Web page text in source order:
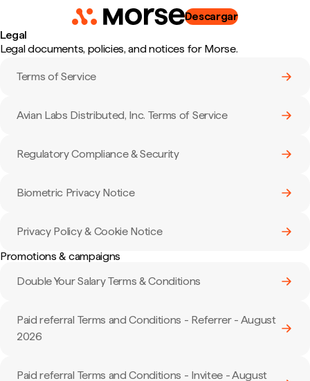
Descargar
Legal
Legal documents, policies, and notices for Morse.
Terms of Service
Avian Labs Distributed, Inc. Terms of Service
Regulatory Compliance & Security
Biometric Privacy Notice
Privacy Policy & Cookie Notice
Promotions & campaigns
Double Your Salary Terms & Conditions
Paid referral Terms and Conditions - Referrer - August
2026
Paid referral Terms and Conditions - Invitee - August